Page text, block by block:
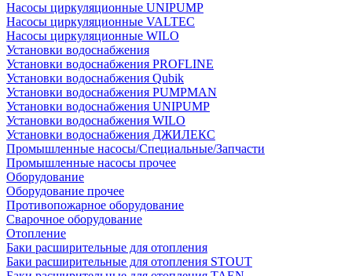
Насосы циркуляционные UNIPUMP
Насосы циркуляционные VALTEC
Насосы циркуляционные WILO
Установки водоснабжения
Установки водоснабжения PROFLINE
Установки водоснабжения Qubik
Установки водоснабжения PUMPMAN
Установки водоснабжения UNIPUMP
Установки водоснабжения WILO
Установки водоснабжения ДЖИЛЕКС
Промышленные насосы/Специальные/Запчасти
Промышленные насосы прочее
Оборудование
Оборудование прочее
Противопожарное оборудование
Сварочное оборудование
Отопление
Баки расширительные для отопления
Баки расширительные для отопления STOUT